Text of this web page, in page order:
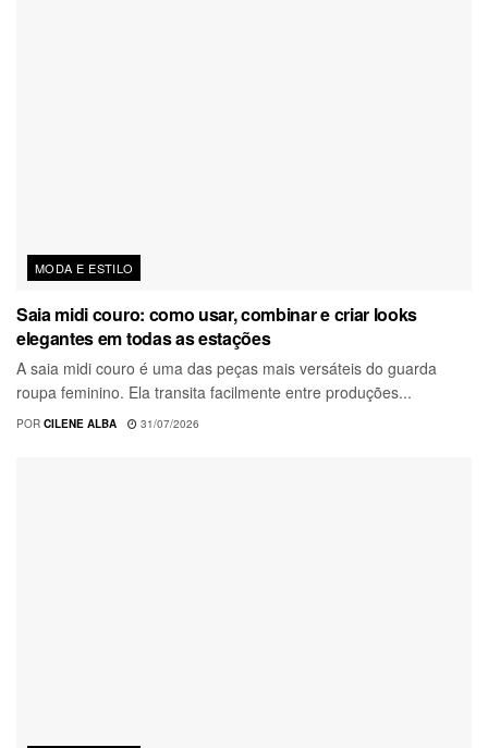
MODA E ESTILO
Saia midi couro: como usar, combinar e criar looks
elegantes em todas as estações
A saia midi couro é uma das peças mais versáteis do guarda
roupa feminino. Ela transita facilmente entre produções...
POR CILENE ALBA 31/07/2026